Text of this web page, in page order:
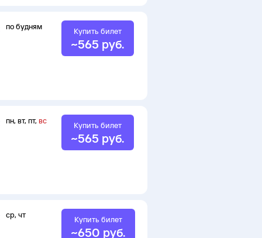
по будням Купить билет
~565 руб.
пн, вт, пт, вс Купить билет
~565 руб.
ср, чт Купить билет
~650 руб.